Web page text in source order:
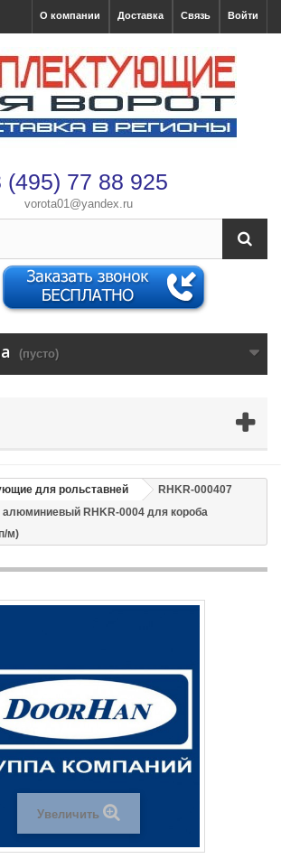
Войти
Связь
Доставка
О компании
(495) 77 88 925
vorota01@yandex.ru
(пусто)
для рольставней
RHKR-000407
RHKR-0004 для короба
м)
Увеличить
заказа с вами свяжется менеджер
доставки по тарифам СДЭК